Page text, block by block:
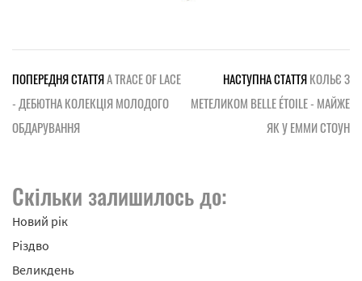
ПОПЕРЕДНЯ СТАТТЯA TRACE OF LACE
- ДЕБЮТНА КОЛЕКЦІЯ МОЛОДОГО
ОБДАРУВАННЯ
НАСТУПНА СТАТТЯКОЛЬЄ З
МЕТЕЛИКОМ BELLE ÉTOILE - МАЙЖЕ
ЯК У ЕММИ СТОУН
Скільки залишилось до:
Новий рік
Різдво
Великдень